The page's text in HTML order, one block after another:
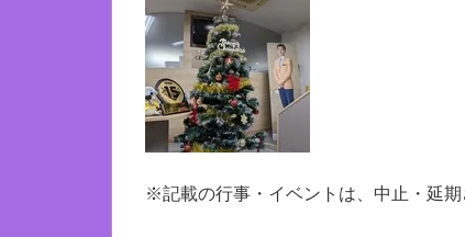
※記載の行事・イベントは、中止・延期